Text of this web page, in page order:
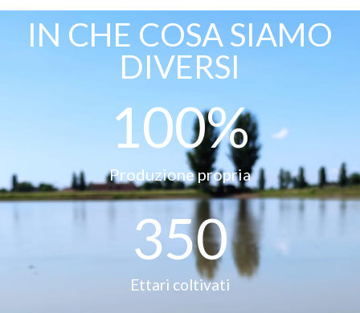
IN CHE COSA SIAMO
DIVERSI
Produzione propria
100%
Ettari coltivati
350